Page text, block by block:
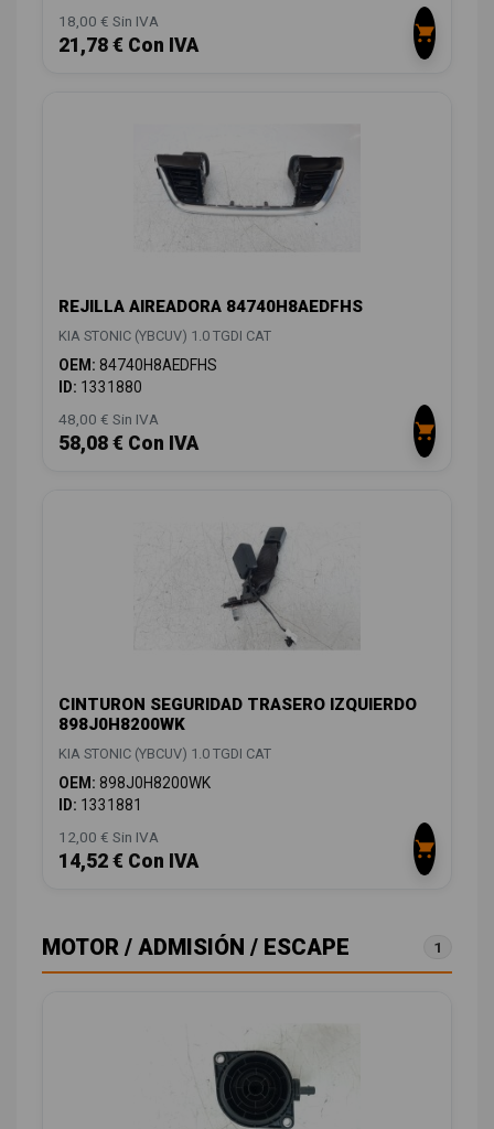
18,00 € Sin IVA
21,78 € Con IVA
REJILLA AIREADORA 84740H8AEDFHS
KIA STONIC (YBCUV) 1.0 TGDI CAT
OEM: 84740H8AEDFHS
ID: 1331880
48,00 € Sin IVA
58,08 € Con IVA
CINTURON SEGURIDAD TRASERO IZQUIERDO
898J0H8200WK
KIA STONIC (YBCUV) 1.0 TGDI CAT
OEM: 898J0H8200WK
ID: 1331881
12,00 € Sin IVA
14,52 € Con IVA
MOTOR / ADMISIÓN / ESCAPE 1